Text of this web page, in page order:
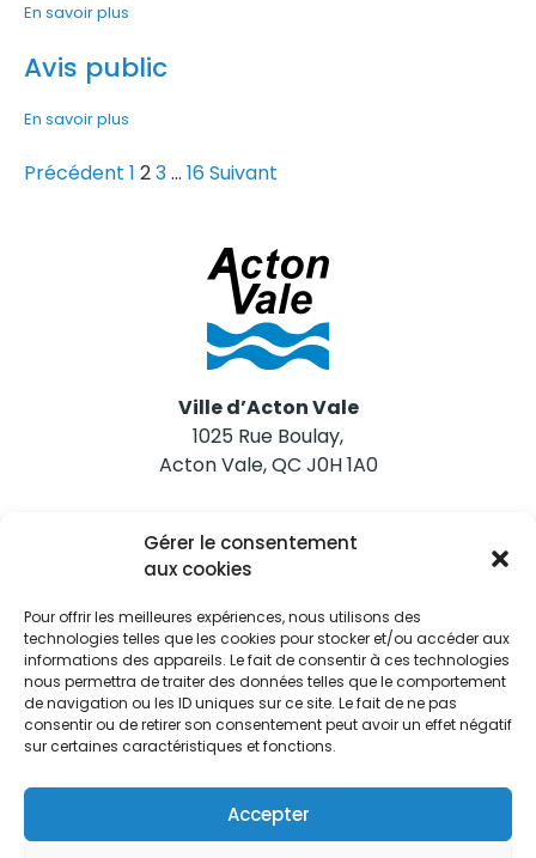
Gérer le consentement
aux cookies
Pour offrir les meilleures expériences, nous utilisons des
technologies telles que les cookies pour stocker et/ou accéder aux
informations des appareils. Le fait de consentir à ces technologies
nous permettra de traiter des données telles que le comportement
de navigation ou les ID uniques sur ce site. Le fait de ne pas
consentir ou de retirer son consentement peut avoir un effet négatif
sur certaines caractéristiques et fonctions.
Accepter
En savoir plus
Avis public
En savoir plus
Précédent 1 23… 16Suivant
Ville d’Acton Vale
1025 Rue Boulay,
Acton Vale, QC J0H 1A0
Nous joindre
Tél. 450 546-2703
Restez informés
Abonnez-vous aux alertes municipales
Je m'abonne